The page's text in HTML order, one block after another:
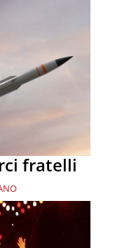
fratelli